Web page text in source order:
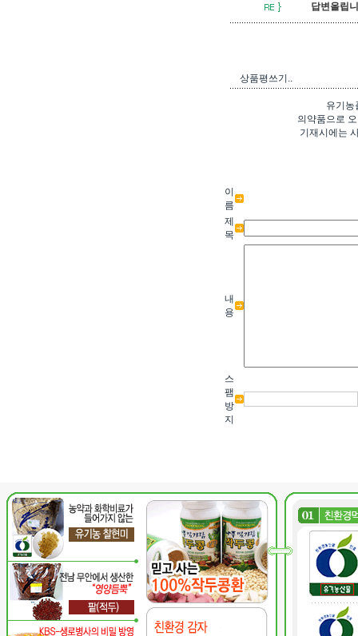
답변올립
상품평쓰기..
유기농
의약품으로
기재시에는
이
름
제
목
내
용
스
팸
방
지